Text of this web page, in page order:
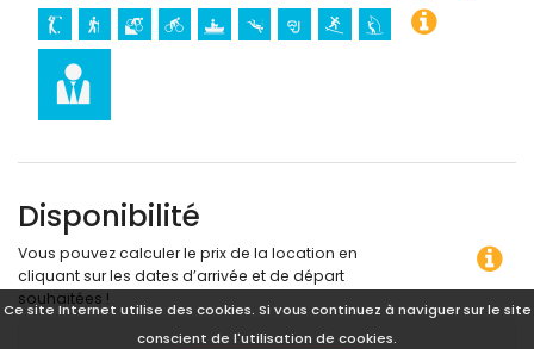
Ce site Internet utilise des cookies. Si vous continuez à naviguer sur le site
conscient de l'utilisation de cookies.
Disponibilité
Vous pouvez calculer le prix de la location en
cliquant sur les dates d’arrivée et de départ
souhaitées !